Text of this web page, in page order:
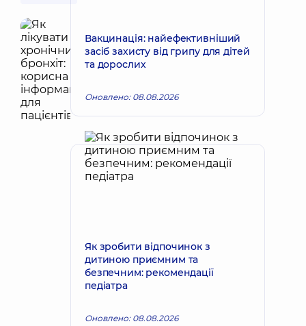
Вакцинація: найефективніший
засіб захисту від грипу для дітей
та дорослих
Оновлено: 08.08.2026
Як зробити відпочинок з
дитиною приємним та
безпечним: рекомендації
педіатра
Оновлено: 08.08.2026